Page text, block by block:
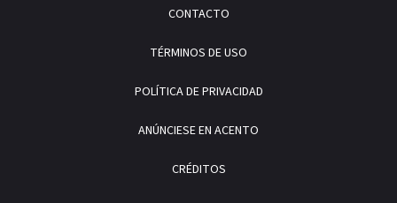
CONTACTO
TÉRMINOS DE USO
POLÍTICA DE PRIVACIDAD
ANÚNCIESE EN ACENTO
CRÉDITOS